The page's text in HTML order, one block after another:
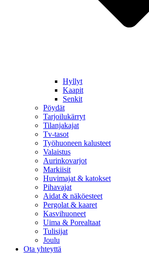
Hyllyt
Kaapit
Senkit
Pöydät
Tarjoilukärryt
Tilanjakajat
Tv-tasot
Työhuoneen kalusteet
Valaistus
Aurinkovarjot
Markiisit
Huvimajat & katokset
Pihavajat
Aidat & näköesteet
Pergolat & kaaret
Kasvihuoneet
Uima & Porealtaat
Tulisijat
Joulu
Ota yhteyttä